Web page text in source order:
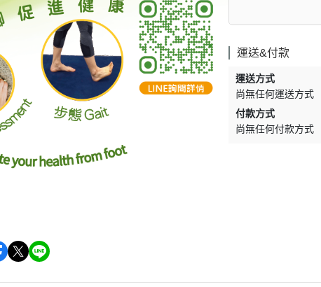
運送&付款
運送方式
尚無任何運送方式
付款方式
尚無任何付款方式